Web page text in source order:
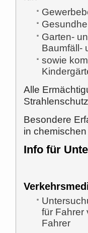
Garten-
Baumfäll-
sowie
Alle
Besondere
in
Info für
für Fahrer
Fahrer